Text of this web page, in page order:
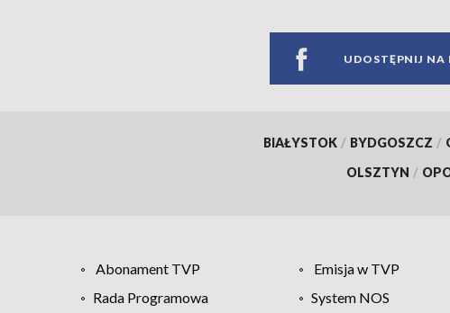
UDOSTĘPNIJ NA
BIAŁYSTOK / BYDGOSZCZ /
OLSZTYN /
Abonament TVP Emisja w TVP
Rada Programowa
System NOS